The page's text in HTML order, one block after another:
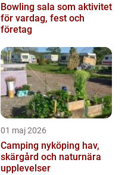
Bowling sala som aktivitet
för vardag, fest och
företag
01 maj 2026
Camping nyköping hav,
skärgård och naturnära
upplevelser